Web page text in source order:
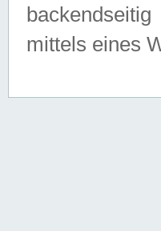
mittels eines